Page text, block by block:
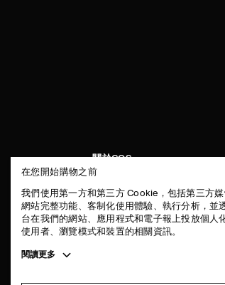
關於COS
工作機會
新聞中心
在您開始購物之前
我們使用第一方和第三方 Cookie，包括第三方
網站完整功能、客制化使用體驗、執行分析，並
台在我們的網站、應用程式和電子報上投放個人
使用者、瀏覽模式和裝置的相關資訊。
Toggle
閱讀更多